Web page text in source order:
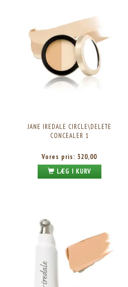
JANE IREDALE CIRCLE\DELETE
CONCEALER 1
Vores pris: 320,00
LÆG I KURV